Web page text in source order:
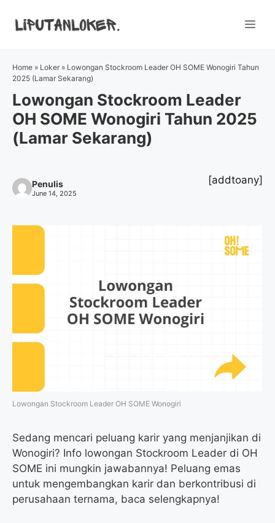
Home » Loker » Lowongan Stockroom Leader OH SOME Wonogiri Tahun
2025 (Lamar Sekarang)
Lowongan Stockroom Leader
OH SOME Wonogiri Tahun 2025
(Lamar Sekarang)
Penulis
June 14, 2025
[addtoany]
Lowongan Stockroom Leader OH SOME Wonogiri
Sedang mencari peluang karir yang menjanjikan di
Wonogiri? Info lowongan Stockroom Leader di OH
SOME ini mungkin jawabannya! Peluang emas
untuk mengembangkan karir dan berkontribusi di
perusahaan ternama, baca selengkapnya!